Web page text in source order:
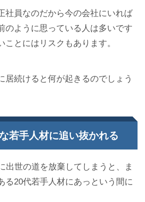
社員なのだから今の会社にいれば
のように思っている人は多いです
ことにはリスクもあります。
居続けると何が起きるのでしょう
若手人材に追い抜かれる
出世の道を放棄してしまうと、ま
る20代若手人材にあっという間に